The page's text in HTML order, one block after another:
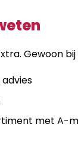
Gewoon bij
met A-